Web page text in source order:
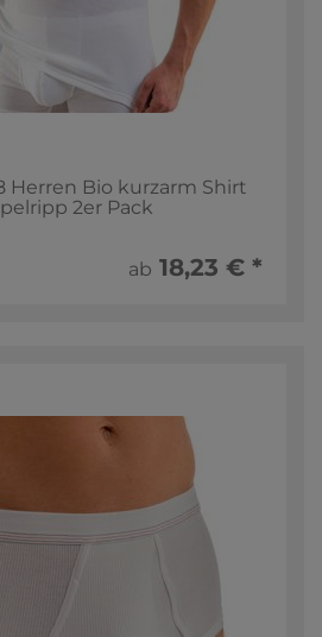
Herren Bio kurzarm Shirt
2er Pack
ab 18,23 € *